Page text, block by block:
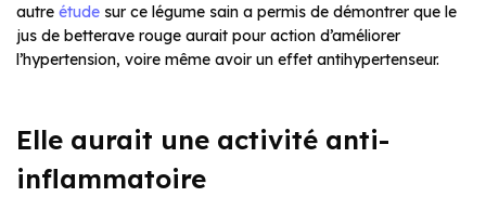
autre étude sur ce légume sain a permis de démontrer que le
jus de betterave rouge aurait pour action d’améliorer
l’hypertension, voire même avoir un effet antihypertenseur.
Elle aurait une activité anti-
inflammatoire